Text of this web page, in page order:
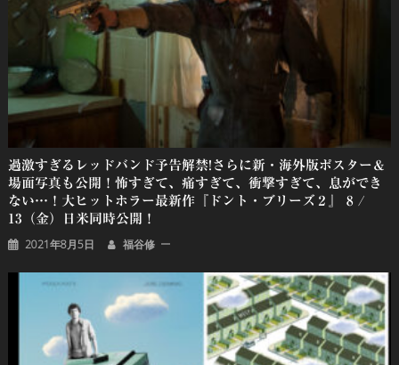
過激すぎるレッドバンド予告解禁!さらに新・海外版ポスター＆
場面写真も公開！怖すぎて、痛すぎて、衝撃すぎて、息ができ
ない…！大ヒットホラー最新作『ドント・ブリーズ２』 8 /
13（金）日米同時公開！
2021年8月5日 福谷修